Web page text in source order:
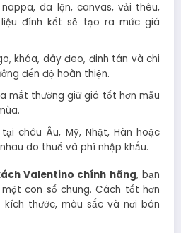
da lộn, canvas, vải thêu,
đính kết sẽ tạo ra mức giá
khóa, dây đeo, đinh tán và chi
đến độ hoàn thiện.
mắt thường giữ giá tốt hơn mẫu
châu Âu, Mỹ, Nhật, Hàn hoặc
do thuế và phí nhập khẩu.
Valentino chính hãng, bạn
con số chung. Cách tốt hơn
thước, màu sắc và nơi bán